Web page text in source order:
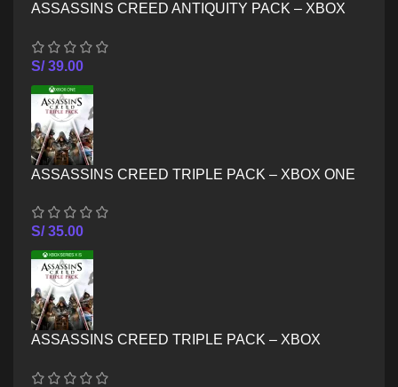
ASSASSINS CREED ANTIQUITY PACK – XBOX
S/39.00
ASSASSINS CREED TRIPLE PACK – XBOX ONE
S/35.00
ASSASSINS CREED TRIPLE PACK – XBOX